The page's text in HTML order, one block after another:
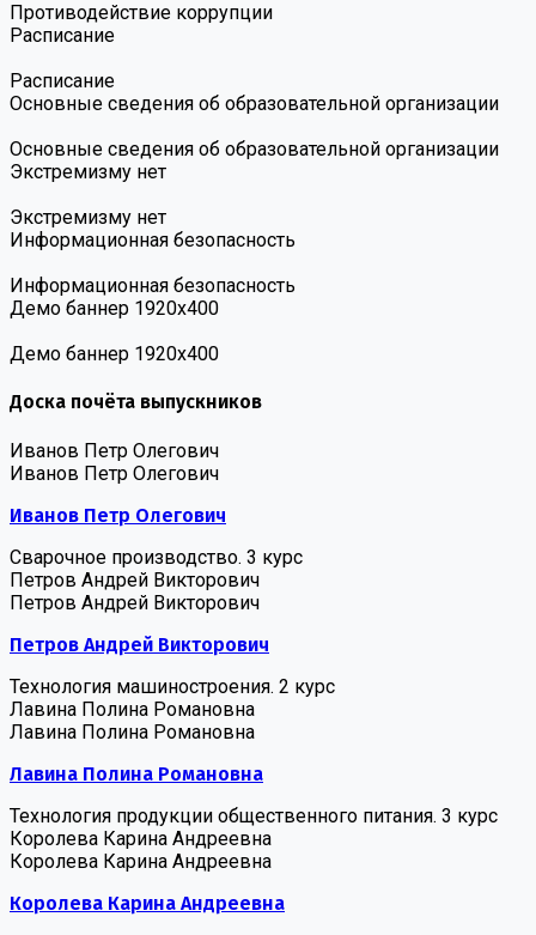
Противодействие коррупции
Расписание
Расписание
Основные сведения об образовательной организации
Основные сведения об образовательной организации
Экстремизму нет
Экстремизму нет
Информационная безопасность
Информационная безопасность
Демо баннер 1920х400
Демо баннер 1920х400
Доска почёта выпускников
Иванов Петр Олегович
Иванов Петр Олегович
Иванов Петр Олегович
Сварочное производство. 3 курс
Петров Андрей Викторович
Петров Андрей Викторович
Петров Андрей Викторович
Технология машиностроения. 2 курс
Лавина Полина Романовна
Лавина Полина Романовна
Лавина Полина Романовна
Технология продукции общественного питания. 3 курс
Королева Карина Андреевна
Королева Карина Андреевна
Королева Карина Андреевна